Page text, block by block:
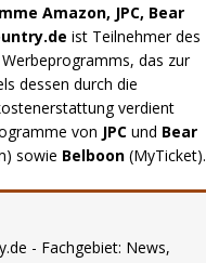
Amazon, JPC, Bear
ist Teilnehmer des
das zur
dessen durch die
verdient
von JPC und Bear
sowie Belboon (MyTicket).
- Fachgebiet: News,